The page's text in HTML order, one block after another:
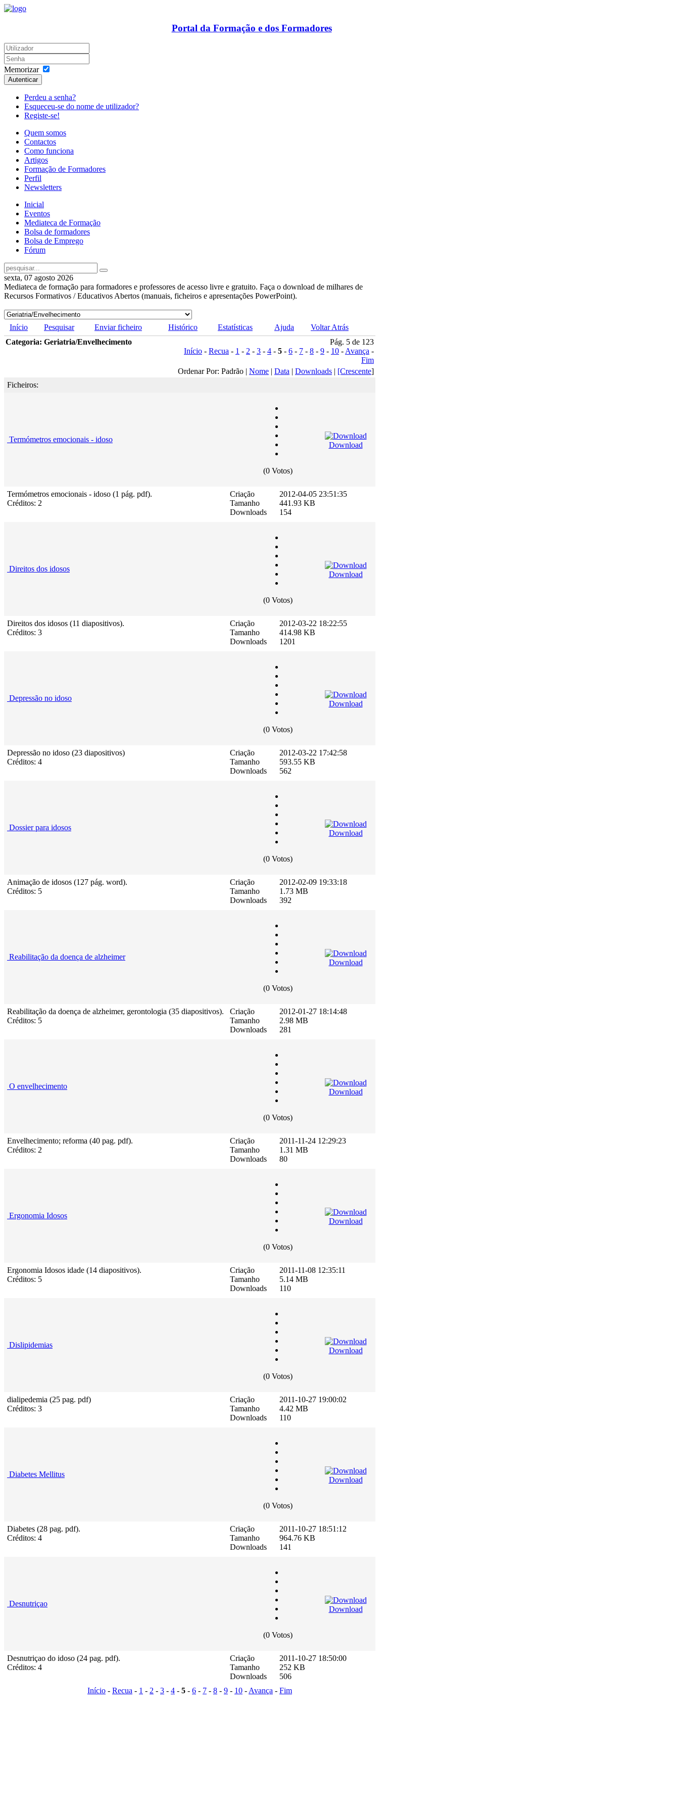
Portal da Formação e dos Formadores
Memorizar
Autenticar
Perdeu a senha?
Esqueceu-se do nome de utilizador?
Registe-se!
Quem somos
Contactos
Como funciona
Artigos
Formação de Formadores
Perfil
Newsletters
Inicial
Eventos
Mediateca de Formação
Bolsa de formadores
Bolsa de Emprego
Fórum
sexta, 07 agosto 2026
Mediateca de formação para formadores e professores de acesso livre e gratuito. Faça o download de milhares de
Recursos Formativos / Educativos Abertos (manuais, ficheiros e apresentações PowerPoint).
Início Pesquisar Enviar ficheiro Histórico Estatísticas Ajuda
Voltar Atrás
Categoria: Geriatria/Envelhecimento
Pág. 5 de 123
Início - Recua - 1 - 2 - 3 - 4 - 5 - 6 - 7 - 8 - 9 - 10 -Avança -
Fim
Ordenar Por: Padrão | Nome | Data | Downloads | [Crescente]
Ficheiros:
Termómetros emocionais - idoso
(0 Votos)
Download
Termómetros emocionais - idoso (1 pág. pdf).
Créditos: 2
Criação
Tamanho
Downloads
2012-04-05 23:51:35
441.93 KB
154
Direitos dos idosos
(0 Votos)
Download
Direitos dos idosos (11 diapositivos).
Créditos: 3
Criação
Tamanho
Downloads
2012-03-22 18:22:55
414.98 KB
1201
Depressão no idoso
(0 Votos)
Download
Depressão no idoso (23 diapositivos)
Créditos: 4
Criação
Tamanho
Downloads
2012-03-22 17:42:58
593.55 KB
562
Dossier para idosos
(0 Votos)
Download
Animação de idosos (127 pág. word).
Créditos: 5
Criação
Tamanho
Downloads
2012-02-09 19:33:18
1.73 MB
392
Reabilitação da doença de alzheimer
(0 Votos)
Download
Reabilitação da doença de alzheimer, gerontologia (35 diapositivos).
Créditos: 5
Criação
Tamanho
Downloads
2012-01-27 18:14:48
2.98 MB
281
O envelhecimento
(0 Votos)
Download
Envelhecimento; reforma (40 pag. pdf).
Créditos: 2
Criação
Tamanho
Downloads
2011-11-24 12:29:23
1.31 MB
80
Ergonomia Idosos
(0 Votos)
Download
Ergonomia Idosos idade (14 diapositivos).
Créditos: 5
Criação
Tamanho
Downloads
2011-11-08 12:35:11
5.14 MB
110
Dislipidemias
(0 Votos)
Download
dialipedemia (25 pag. pdf)
Créditos: 3
Criação
Tamanho
Downloads
2011-10-27 19:00:02
4.42 MB
110
Diabetes Mellitus
(0 Votos)
Download
Diabetes (28 pag. pdf).
Créditos: 4
Criação
Tamanho
Downloads
2011-10-27 18:51:12
964.76 KB
141
Desnutriçao
(0 Votos)
Download
Desnutriçao do idoso (24 pag. pdf).
Créditos: 4
Criação
Tamanho
Downloads
2011-10-27 18:50:00
252 KB
506
Início - Recua - 1 - 2 - 3 - 4 - 5 - 6 - 7 - 8 - 9 - 10 -Avança - Fim